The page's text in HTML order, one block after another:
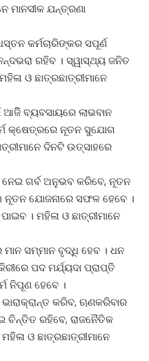
ମାନସୀକ ଯନ୍ତ୍ରଣା
କର୍ମଚାରିଙ୍କର ସପୂର୍ଣ
ରହିବ । ସ୍ୱାସ୍ଥ୍ୟ ଜନିତ
ଓ ଛାତ୍ରଛାତ୍ରୀମାନେ
ବ୍ୟବସାୟରେ ଲାଭବାନ
କ୍ଷେତ୍ରରେ ନୂତନ ସୁଯୋଗ
ଦିନଟି ଉତ୍ସାହରେ
ଗର୍ବ ଅନୁଭବ କରିବେ, ନୂତନ
ଯୋଜନାରେ ସଫଳ ହେବେ ।
। ମହିଳା ଓ ଛାତ୍ରୀମାନେ
ସମ୍ମାନ ବୃଦ୍ଧି ହେବ । ଧନ
ପଦ ମର୍ଯ୍ୟଦା ପ୍ରାପ୍ତି
ନିପୂଣ ହେବେ ।
କରିବ, ଋଣକରିବାର
ଚିନ୍ତିତ ରହିବେ, ରାଜନୈତିକ
ଓ ଛାତ୍ରଛାତ୍ରୀମାନେ